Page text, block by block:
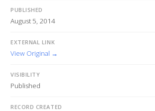
PUBLISHED
August 5, 2014
EXTERNAL LINK
View Original →
VISIBILITY
Published
RECORD CREATED